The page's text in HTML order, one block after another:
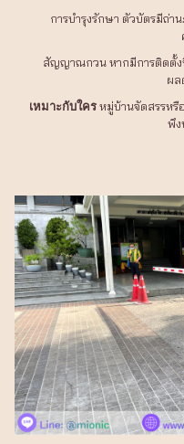
การบำรุงรักษา ตัวบัตรมีถ่า
สัญญาณกวน หากมีการติดตั้ง
ผ
เหมาะกับใครหมู่บ้านจัดสรรหรื
พึง